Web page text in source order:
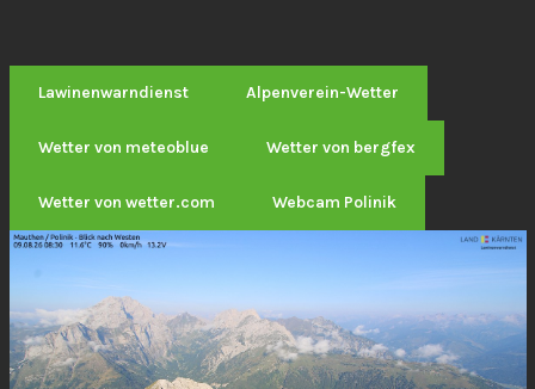
Lawinenwarndienst Alpenverein-Wetter
Wetter von meteoblue Wetter von bergfex
Wetter von wetter.com Webcam Polinik